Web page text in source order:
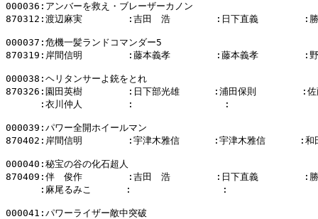
000036:アンバーを救え・ブレーザーカノン
870312:渡辺麻実        :吉田　浩        :日下直義        :勝
000037:危機一髪ランドコマンダー5
870319:岸間信明        :藤本義孝        :藤本義孝        :野
000038:ヘリタンサーよ銃をとれ
870326:園田英樹        :日下部光雄      :浦田保則        :佐
:衣川仲人        :                :
000039:パワー全開ホイールマン
870402:岸間信明        :宇津木雅信      :宇津木雅信      :和
000040:秘宝の谷の化石超人
870409:伴　俊作        :吉田　浩        :日下直義        :勝
:麻尾るみこ      :                :
000041:パワーライザー敵中突破